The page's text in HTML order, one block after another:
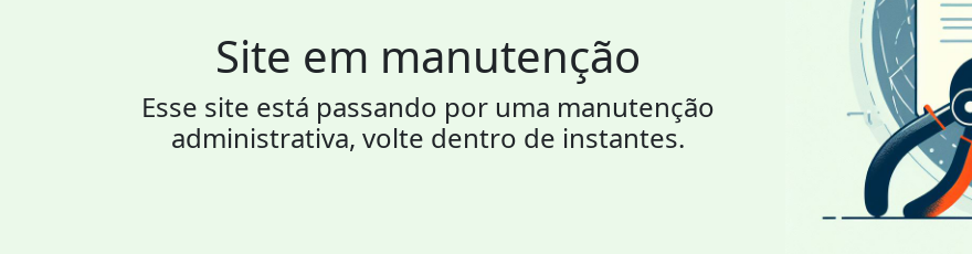
Site em manutenção
Esse site está passando por uma manutenção
administrativa, volte dentro de instantes.